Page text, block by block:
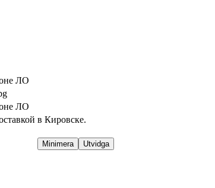
ЛО
ЛО
в Кировске.
Utvidga
Minimera